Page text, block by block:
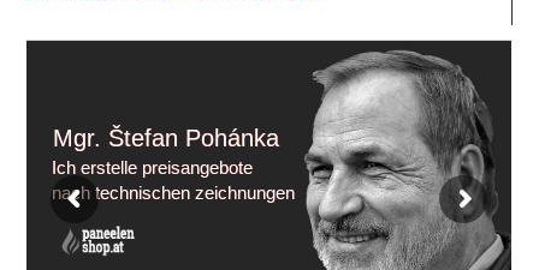
Mgr. Štefan Pohánka
Ich erstelle preisangebote
nach technischen zeichnungen